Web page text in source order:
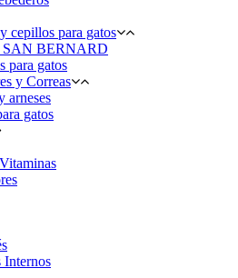
cepillos para gatos
BERNARD
para gatos
y Correas
arneses
gatos
Internos